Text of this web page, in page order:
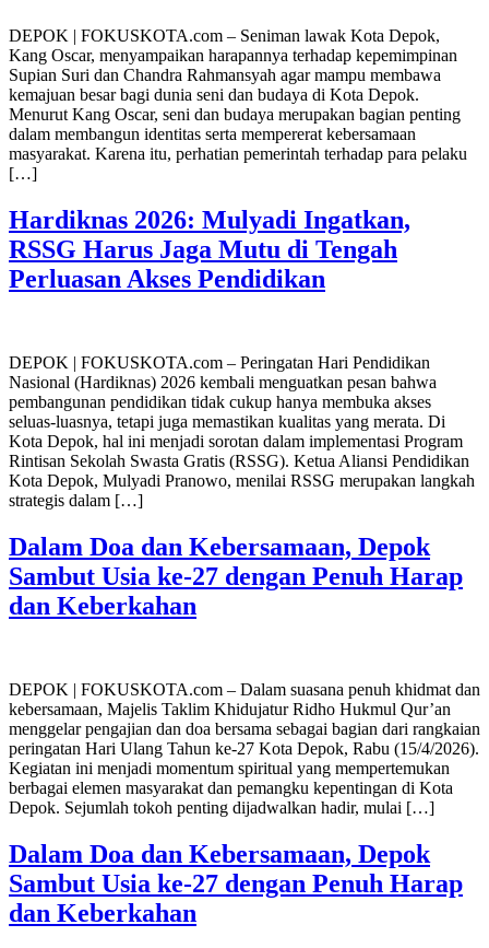
DEPOK | FOKUSKOTA.com – Seniman lawak Kota Depok,
Kang Oscar, menyampaikan harapannya terhadap kepemimpinan
Supian Suri dan Chandra Rahmansyah agar mampu membawa
kemajuan besar bagi dunia seni dan budaya di Kota Depok.
Menurut Kang Oscar, seni dan budaya merupakan bagian penting
dalam membangun identitas serta mempererat kebersamaan
masyarakat. Karena itu, perhatian pemerintah terhadap para pelaku
[…]
Hardiknas 2026: Mulyadi Ingatkan,
RSSG Harus Jaga Mutu di Tengah
Perluasan Akses Pendidikan
DEPOK | FOKUSKOTA.com – Peringatan Hari Pendidikan
Nasional (Hardiknas) 2026 kembali menguatkan pesan bahwa
pembangunan pendidikan tidak cukup hanya membuka akses
seluas-luasnya, tetapi juga memastikan kualitas yang merata. Di
Kota Depok, hal ini menjadi sorotan dalam implementasi Program
Rintisan Sekolah Swasta Gratis (RSSG). Ketua Aliansi Pendidikan
Kota Depok, Mulyadi Pranowo, menilai RSSG merupakan langkah
strategis dalam […]
Dalam Doa dan Kebersamaan, Depok
Sambut Usia ke-27 dengan Penuh Harap
dan Keberkahan
DEPOK | FOKUSKOTA.com – Dalam suasana penuh khidmat dan
kebersamaan, Majelis Taklim Khidujatur Ridho Hukmul Qur’an
menggelar pengajian dan doa bersama sebagai bagian dari rangkaian
peringatan Hari Ulang Tahun ke-27 Kota Depok, Rabu (15/4/2026).
Kegiatan ini menjadi momentum spiritual yang mempertemukan
berbagai elemen masyarakat dan pemangku kepentingan di Kota
Depok. Sejumlah tokoh penting dijadwalkan hadir, mulai […]
Dalam Doa dan Kebersamaan, Depok
Sambut Usia ke-27 dengan Penuh Harap
dan Keberkahan